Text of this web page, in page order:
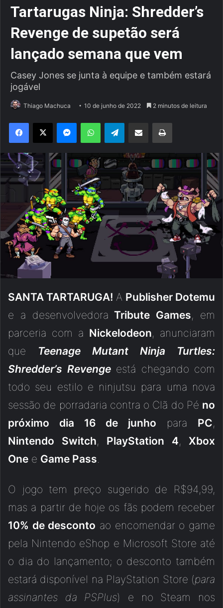
Tartarugas Ninja: Shredder’s
Revenge de supetão será
lançado semana que vem
Casey Jones se junta à equipe e também estará
jogável
Thiago Machuca 10 de junho de 2022 2 minutos de leitura
SANTA TARTARUGA! A Publisher Dotemu
e a desenvolvedora Tribute Games, em
parceria com a Nickelodeon, anunciaram
que Teenage Mutant Ninja Turtles:
Shredder’s Revengeestá chegando com
todo seu estilo e ninjutsu para uma nova
sessão de porradaria contra o Clã do Pé no
próximo dia 16 de junho para PC,
Nintendo Switch, PlayStation 4, Xbox
One e Game Pass
O jogo tem preço sugerido de R$94,99,
mas a partir de hoje os fãs podem receber
10% de desconto ao encomendar o game
pela Nintendo eShop e Microsoft Store até
o dia do lançamento; o desconto também
estará disponível na PlayStation Store (para
assinantes da PSPlus) e no Steam nos